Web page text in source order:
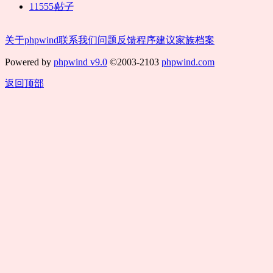
11555帖子
关于phpwind联系我们问题反馈程序建议家族档案
Powered by phpwind v9.0 ©2003-2103 phpwind.com
返回顶部